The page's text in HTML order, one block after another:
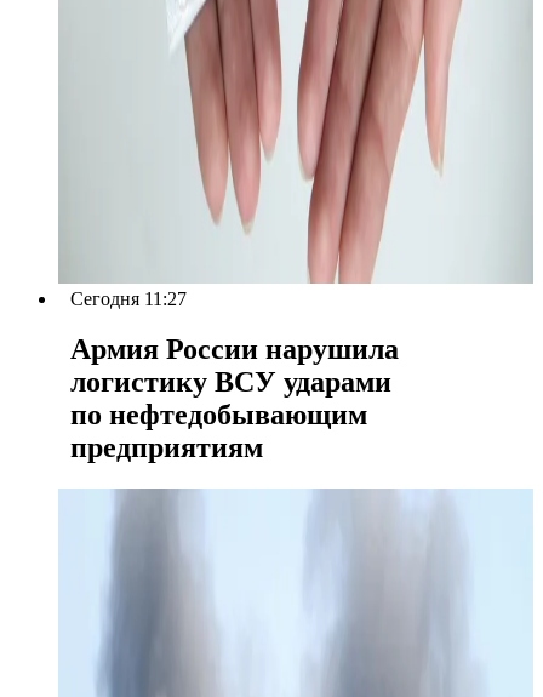
Сегодня 11:27
Армия России нарушила
логистику ВСУ ударами
по нефтедобывающим
предприятиям